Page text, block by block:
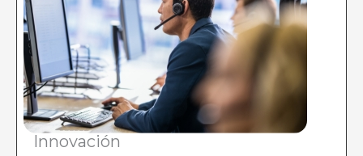
Innovación